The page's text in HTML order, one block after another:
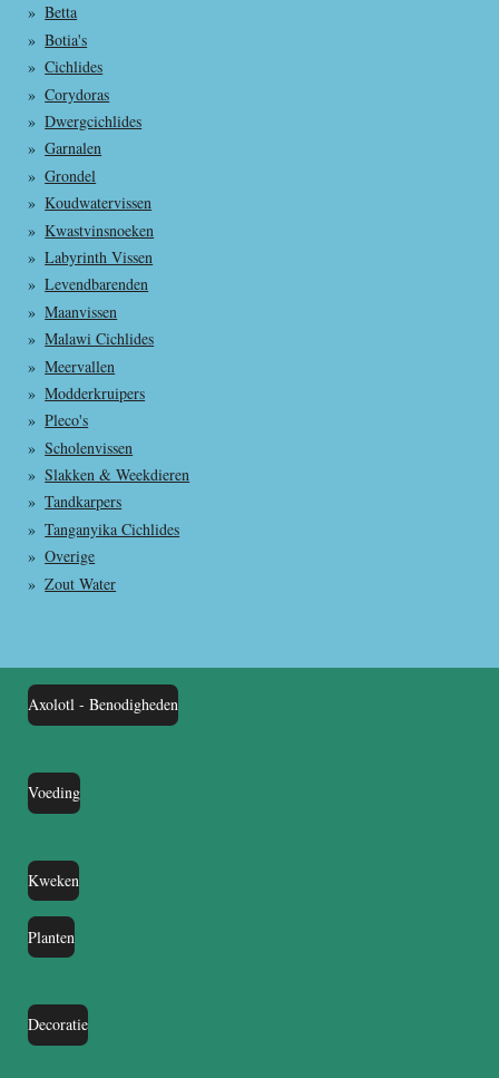
Betta
Botia's
Cichlides
Corydoras
Dwergcichlides
Garnalen
Grondel
Koudwatervissen
Kwastvinsnoeken
Labyrinth Vissen
Levendbarenden
Maanvissen
Malawi Cichlides
Meervallen
Modderkruipers
Pleco's
Scholenvissen
Slakken & Weekdieren
Tandkarpers
Tanganyika Cichlides
Overige
Zout Water
Axolotl - Benodigheden
Voeding
Kweken
Planten
Decoratie